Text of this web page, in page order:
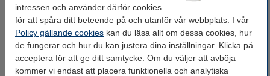
intressen och använder därför cookies
för att spåra ditt beteende på och utanför vår webbplats. I vår
Policy gällande cookies kan du läsa allt om dessa cookies, hur
de fungerar och hur du kan justera dina inställningar. Klicka på
acceptera för att ge ditt samtycke. Om du väljer att avböja
kommer vi endast att placera funktionella och analytiska